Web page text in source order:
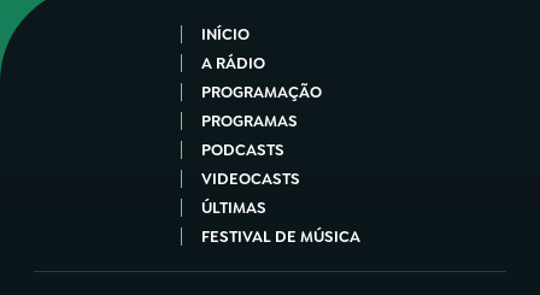
INÍCIO
A RÁDIO
PROGRAMAÇÃO
PROGRAMAS
PODCASTS
VIDEOCASTS
ÚLTIMAS
FESTIVAL DE MÚSICA